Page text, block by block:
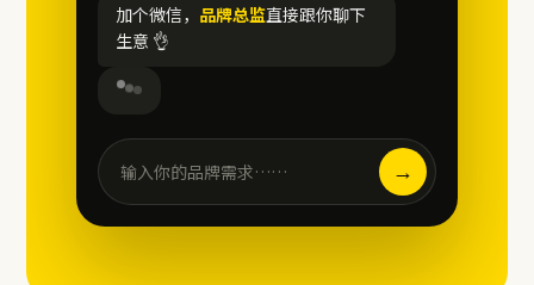
加个微信， 品牌总监直接跟你聊下
生意 👌
输入你的品牌需求…… →